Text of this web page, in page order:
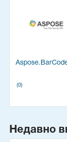
(0)
Недавно